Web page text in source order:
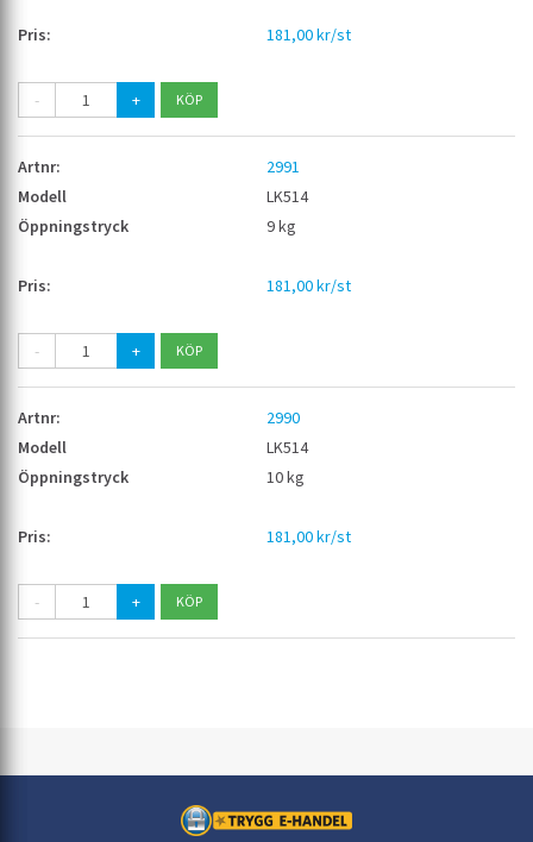
181,00 kr/st
- +
2991
LK514
9 kg
181,00 kr/st
- +
2990
LK514
10 kg
181,00 kr/st
- +